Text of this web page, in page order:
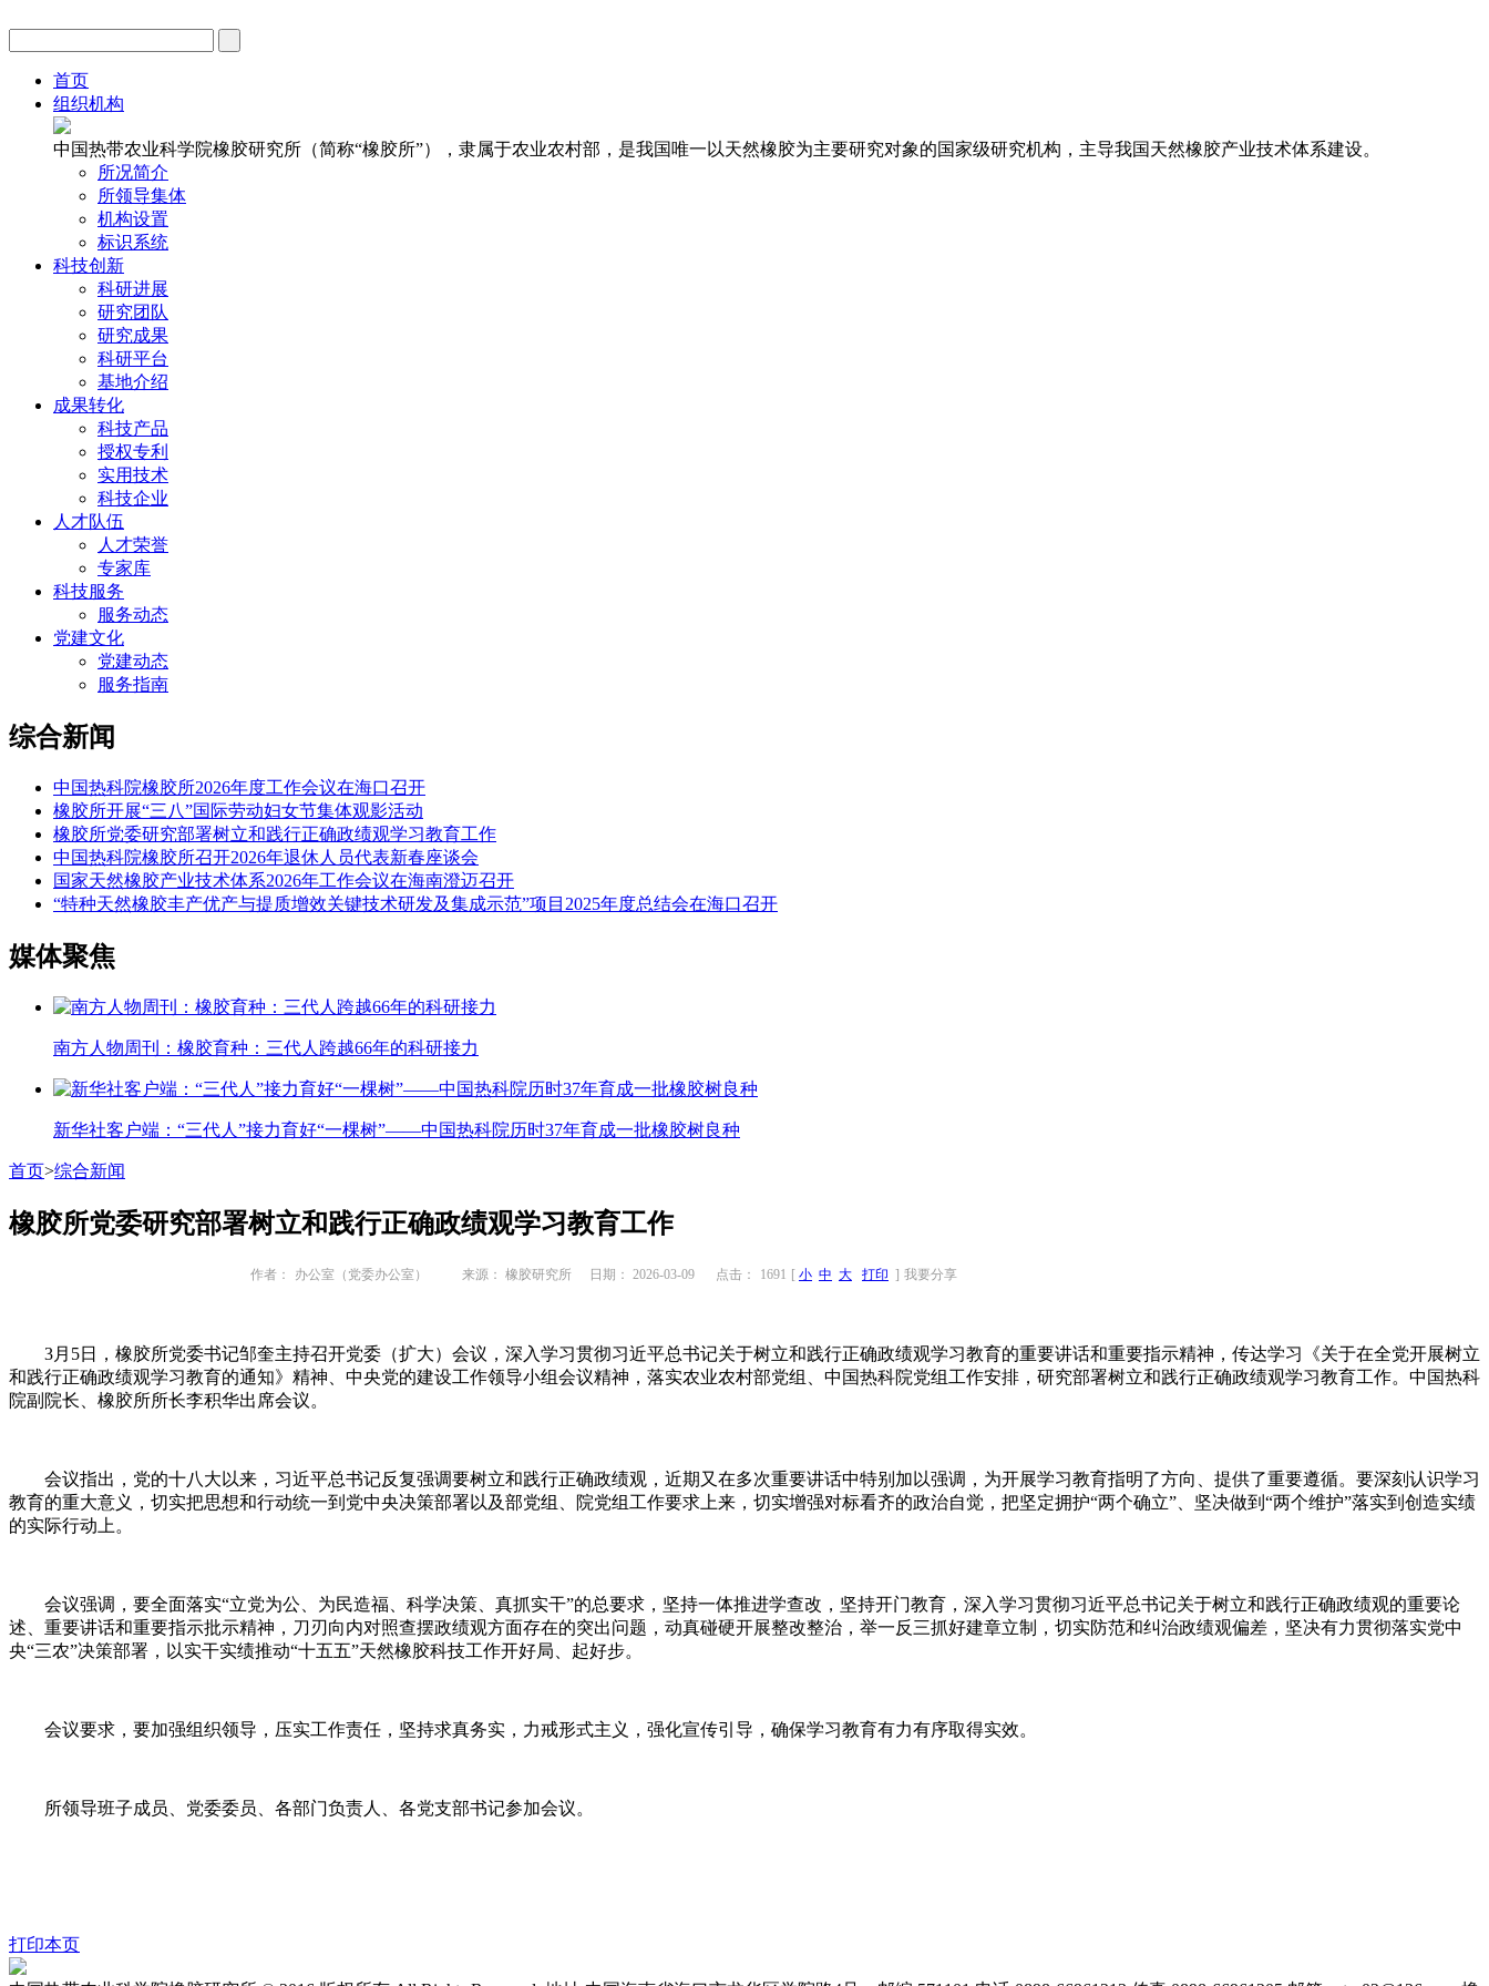
首页
组织机构
中国热带农业科学院橡胶研究所（简称“橡胶所”），隶属于农业农村部，是我国唯一以天然橡胶为主要研究对象的国家级研究机构，主导我国天然橡胶产业技术体系建设。
所况简介
所领导集体
机构设置
标识系统
科技创新
科研进展
研究团队
研究成果
科研平台
基地介绍
成果转化
科技产品
授权专利
实用技术
科技企业
人才队伍
人才荣誉
专家库
科技服务
服务动态
党建文化
党建动态
服务指南
综合新闻
中国热科院橡胶所2026年度工作会议在海口召开
橡胶所开展“三八”国际劳动妇女节集体观影活动
橡胶所党委研究部署树立和践行正确政绩观学习教育工作
中国热科院橡胶所召开2026年退休人员代表新春座谈会
国家天然橡胶产业技术体系2026年工作会议在海南澄迈召开
“特种天然橡胶丰产优产与提质增效关键技术研发及集成示范”项目2025年度总结会在海口召开
媒体聚焦
南方人物周刊：橡胶育种：三代人跨越66年的科研接力
新华社客户端：“三代人”接力育好“一棵树”——中国热科院历时37年育成一批橡胶树良种
首页>综合新闻
橡胶所党委研究部署树立和践行正确政绩观学习教育工作
作者： 办公室（党委办公室） 来源： 橡胶研究所 日期： 2026-03-09 点击： 1691 [ 小 中 大 打印 ] 我要分享
3月5日，橡胶所党委书记邹奎主持召开党委（扩大）会议，深入学习贯彻习近平总书记关于树立和践行正确政绩观学习教育的重要讲话和重要指示精神，传达学习《关于在全党开展树立
和践行正确政绩观学习教育的通知》精神、中央党的建设工作领导小组会议精神，落实农业农村部党组、中国热科院党组工作安排，研究部署树立和践行正确政绩观学习教育工作。中国热科
院副院长、橡胶所所长李积华出席会议。
会议指出，党的十八大以来，习近平总书记反复强调要树立和践行正确政绩观，近期又在多次重要讲话中特别加以强调，为开展学习教育指明了方向、提供了重要遵循。要深刻认识学习
教育的重大意义，切实把思想和行动统一到党中央决策部署以及部党组、院党组工作要求上来，切实增强对标看齐的政治自觉，把坚定拥护“两个确立”、坚决做到“两个维护”落实到创造实绩
的实际行动上。
会议强调，要全面落实“立党为公、为民造福、科学决策、真抓实干”的总要求，坚持一体推进学查改，坚持开门教育，深入学习贯彻习近平总书记关于树立和践行正确政绩观的重要论
述、重要讲话和重要指示批示精神，刀刃向内对照查摆政绩观方面存在的突出问题，动真碰硬开展整改整治，举一反三抓好建章立制，切实防范和纠治政绩观偏差，坚决有力贯彻落实党中
央“三农”决策部署，以实干实绩推动“十五五”天然橡胶科技工作开好局、起好步。
会议要求，要加强组织领导，压实工作责任，坚持求真务实，力戒形式主义，强化宣传引导，确保学习教育有力有序取得实效。
所领导班子成员、党委委员、各部门负责人、各党支部书记参加会议。
打印本页